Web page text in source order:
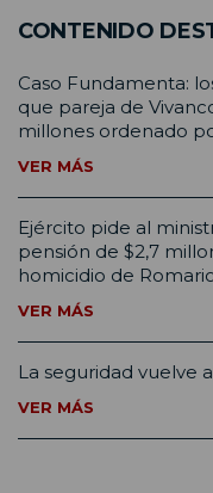
CONTENIDO
Caso Fundamenta:
que pareja de
millones ordenado
VER MÁS
Ejército pide al
pensión de $2,7
homicidio de
VER MÁS
La seguridad vuelve
VER MÁS